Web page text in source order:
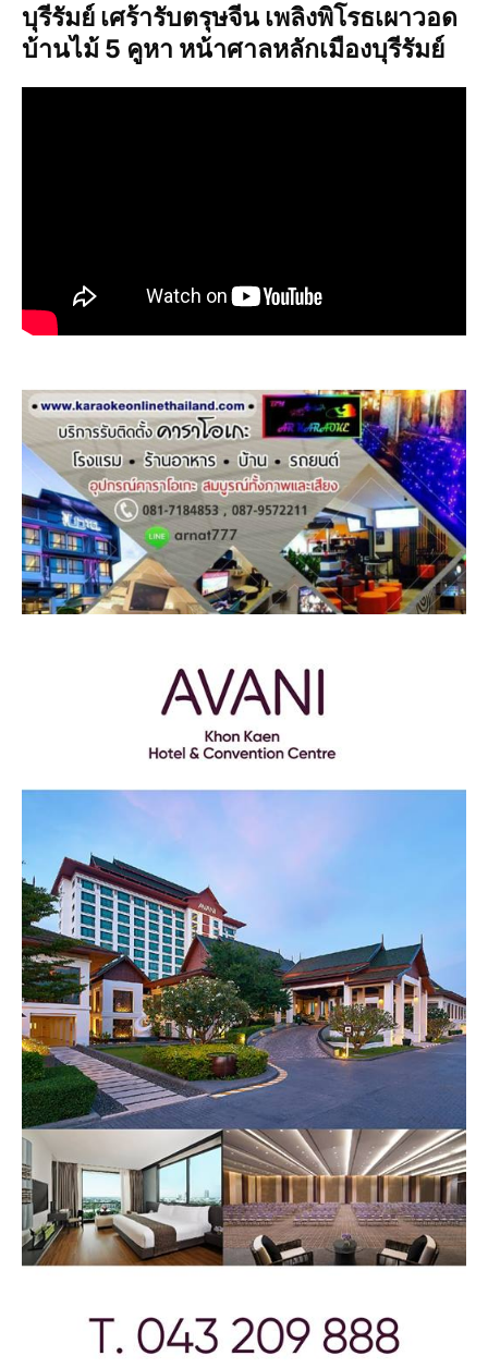
บุรีรัมย์ เศร้ารับตรุษจีน เพลิงพิโรธเผาวอด
บ้านไม้ 5 คูหา หน้าศาลหลักเมืองบุรีรัมย์